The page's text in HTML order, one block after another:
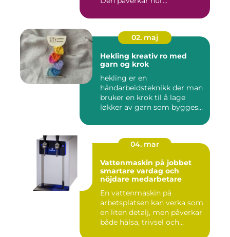
02. maj
Hekling kreativ ro med
garn og krok
hekling er en
håndarbeidsteknikk der man
bruker en krok til å lage
løkker av garn som bygges
04. mar
Vattenmaskin på jobbet
smartare vardag och
nöjdare medarbetare
En vattenmaskin på
arbetsplatsen kan verka som
en liten detalj, men påverkar
både hälsa, trivsel och...